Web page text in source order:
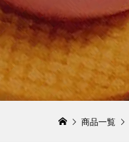
商品一覧